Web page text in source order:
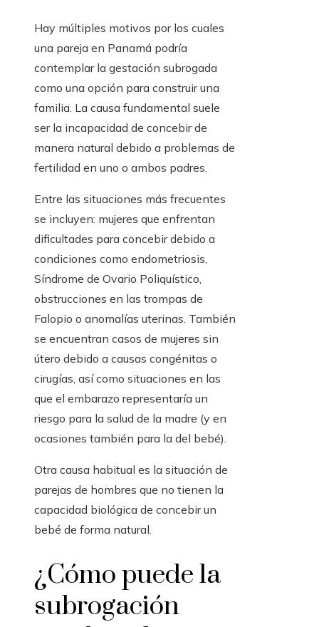
Hay múltiples motivos por los cuales
una pareja en Panamá podría
contemplar la gestación subrogada
como una opción para construir una
familia. La causa fundamental suele
ser la incapacidad de concebir de
manera natural debido a problemas de
fertilidad en uno o ambos padres.
Entre las situaciones más frecuentes
se incluyen: mujeres que enfrentan
dificultades para concebir debido a
condiciones como endometriosis,
Síndrome de Ovario Poliquístico,
obstrucciones en las trompas de
Falopio o anomalías uterinas. También
se encuentran casos de mujeres sin
útero debido a causas congénitas o
cirugías, así como situaciones en las
que el embarazo representaría un
riesgo para la salud de la madre (y en
ocasiones también para la del bebé).
Otra causa habitual es la situación de
parejas de hombres que no tienen la
capacidad biológica de concebir un
bebé de forma natural.
¿Cómo puede la
subrogación